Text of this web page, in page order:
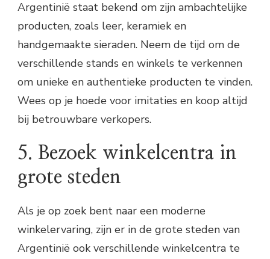
Argentinië staat bekend om zijn ambachtelijke
producten, zoals leer, keramiek en
handgemaakte sieraden. Neem de tijd om de
verschillende stands en winkels te verkennen
om unieke en authentieke producten te vinden.
Wees op je hoede voor imitaties en koop altijd
bij betrouwbare verkopers.
5. Bezoek winkelcentra in
grote steden
Als je op zoek bent naar een moderne
winkelervaring, zijn er in de grote steden van
Argentinië ook verschillende winkelcentra te